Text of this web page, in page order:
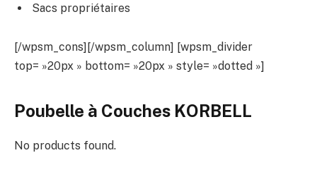
Sacs propriétaires
[/wpsm_cons][/wpsm_column] [wpsm_divider
top= »20px » bottom= »20px » style= »dotted »]
Poubelle à Couches KORBELL
No products found.